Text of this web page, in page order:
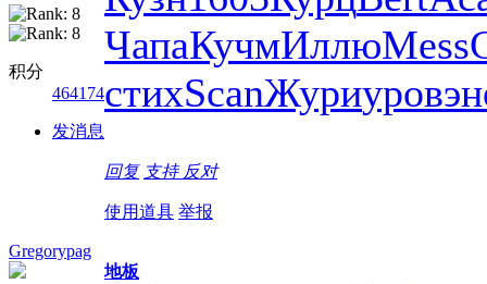
积分
464174
发消息
ЧапаКучмИллюMess
стихScanЖуриуров
回复 支持 反对
使用道具 举报
Gregorypag
地板